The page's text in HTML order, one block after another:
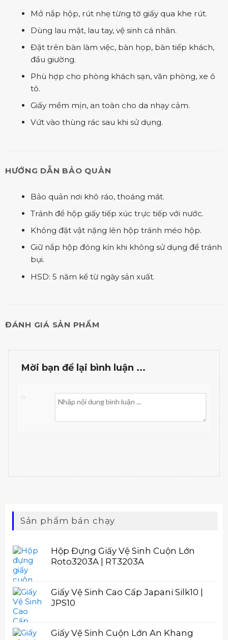
Mở nắp hộp, rút nhẹ từng tờ giấy qua khe rút.
Dùng lau mặt, lau tay, vệ sinh cá nhân.
Đặt trên bàn làm việc, bàn họp, bàn tiếp khách,
đầu giường.
Phù hợp cho phòng khách sạn, văn phòng, xe ô
tô.
Giấy mềm mịn, an toàn cho da nhạy cảm.
Vứt vào thùng rác sau khi sử dụng.
HƯỚNG DẪN BẢO QUẢN
Bảo quản nơi khô ráo, thoáng mát.
Tránh để hộp giấy tiếp xúc trực tiếp với nước.
Không đặt vật nặng lên hộp tránh méo hộp.
Giữ nắp hộp đóng kín khi không sử dụng để tránh
bụi.
HSD: 5 năm kể từ ngày sản xuất.
ĐÁNH GIÁ SẢN PHẨM
Mời bạn để lại bình luận ...
Sản phẩm bán chạy
Hộp Đựng Giấy Vệ Sinh Cuộn Lớn
Roto3203A | RT3203A
Giấy Vệ Sinh Cao Cấp Japani Silk10 |
JPS10
Giấy Vệ Sinh Cuộn Lớn An Khang